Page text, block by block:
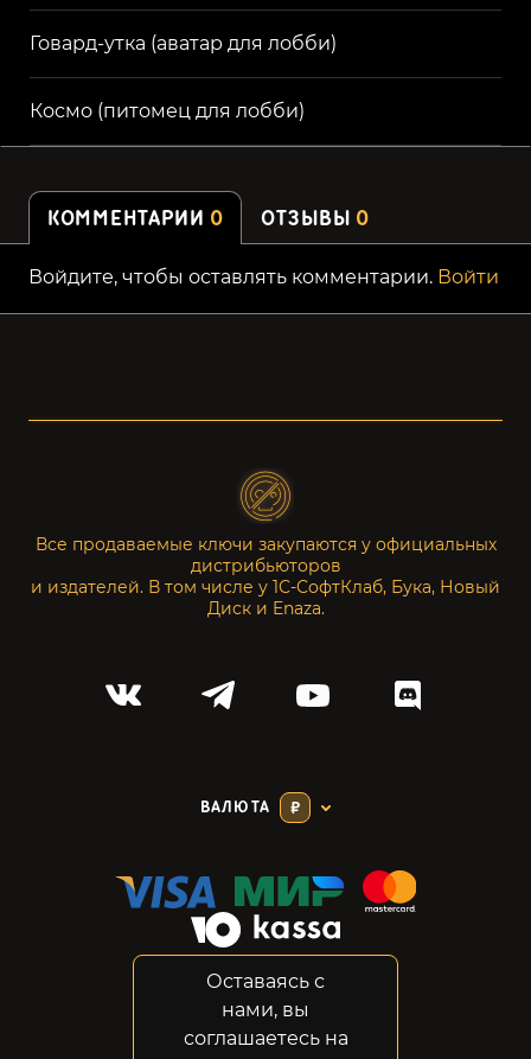
Говард-утка (аватар для лобби)
Космо (питомец для лобби)
КОММЕНТАРИИ 0 ОТЗЫВЫ 0
Войдите, чтобы оставлять комментарии. Войти
Все продаваемые ключи закупаются у официальных
дистрибьюторов
и издателей. В том числе у 1С-СофтКлаб, Бука, Новый
Диск и Enaza.
ВАЛЮТА ₽
Конфиденциальность
Возвраты
Оставаясь с
нами, вы
соглашаетесь на